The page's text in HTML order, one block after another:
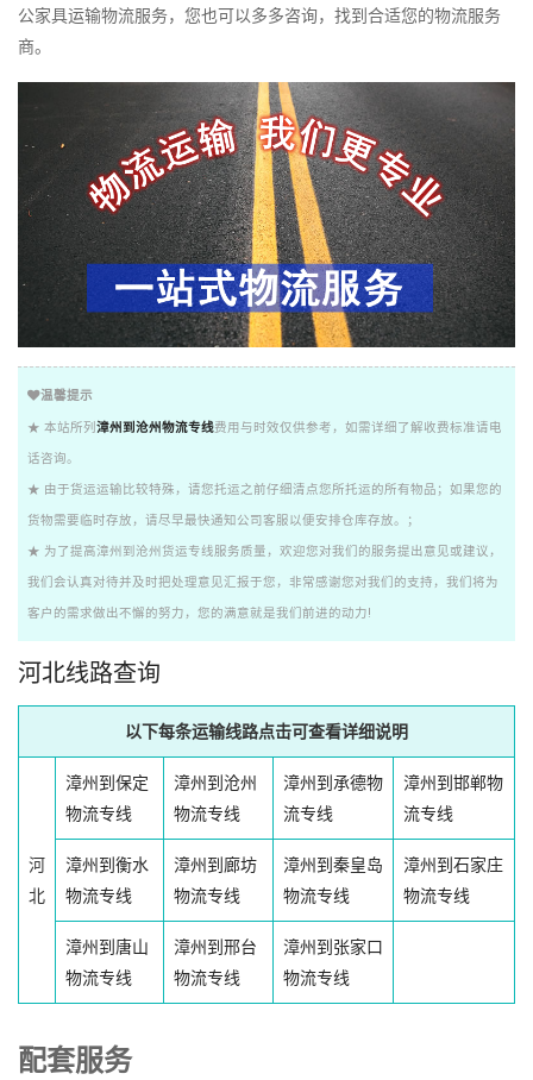
公家具运输物流服务，您也可以多多咨询，找到合适您的物流服务
商。
温馨提示
★ 本站所列 漳州到沧州物流专线费用与时效仅供参考，如需详细了解收费标准请电
话咨询。
★ 由于货运运输比较特殊，请您托运之前仔细清点您所托运的所有物品；如果您的
货物需要临时存放，请尽早最快通知公司客服以便安排仓库存放。；
★ 为了提高漳州到沧州货运专线服务质量，欢迎您对我们的服务提出意见或建议，
我们会认真对待并及时把处理意见汇报于您，非常感谢您对我们的支持，我们将为
客户的需求做出不懈的努力，您的满意就是我们前进的动力!
河北线路查询
以下每条运输线路点击可查看详细说明
河
北
漳州到保定
物流专线
漳州到沧州
物流专线
漳州到承德物
流专线
漳州到邯郸物
流专线
漳州到衡水
物流专线
漳州到廊坊
物流专线
漳州到秦皇岛
物流专线
漳州到石家庄
物流专线
漳州到唐山
物流专线
漳州到邢台
物流专线
漳州到张家口
物流专线
配套服务